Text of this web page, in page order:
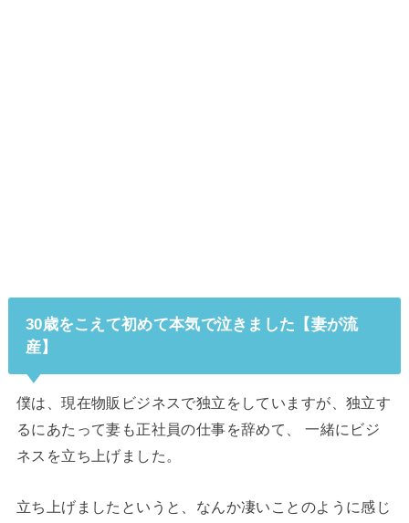
30歳をこえて初めて本気で泣きました【妻が流
産】
僕は、現在物販ビジネスで独立をしていますが、独立す
るにあたって妻も正社員の仕事を辞めて、 一緒にビジ
ネスを立ち上げました。
立ち上げましたというと、なんか凄いことのように感じ